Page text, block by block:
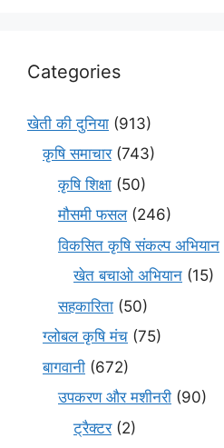
Categories
खेती की दुनिया (913)
कृषि समाचार(743)
कृषि शिक्षा (50)
मौसमी फसल(246)
विकसित कृषि संकल्प अभियान
खेत बचाओ अभियान (15)
सहकारिता (50)
ग्लोबल कृषि मंच (75)
बागवानी (672)
उपकरण और मशीनरी (90)
ट्रैक्टर(2)